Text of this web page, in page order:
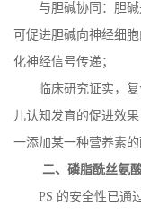
与胆碱协同：胆
可促进胆碱向神经细
化神经信号传递；
临床研究证实，
儿认知发育的促进效
一添加某一种营养素的
二、磷脂酰丝氨
PS 的安全性已通